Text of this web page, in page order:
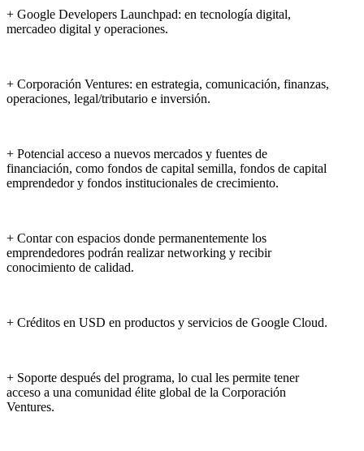
+ Google Developers Launchpad: en tecnología digital,
mercadeo digital y operaciones.
+ Corporación Ventures: en estrategia, comunicación, finanzas,
operaciones, legal/tributario e inversión.
+ Potencial acceso a nuevos mercados y fuentes de
financiación, como fondos de capital semilla, fondos de capital
emprendedor y fondos institucionales de crecimiento.
+ Contar con espacios donde permanentemente los
emprendedores podrán realizar networking y recibir
conocimiento de calidad.
+ Créditos en USD en productos y servicios de Google Cloud.
+ Soporte después del programa, lo cual les permite tener
acceso a una comunidad élite global de la Corporación
Ventures.